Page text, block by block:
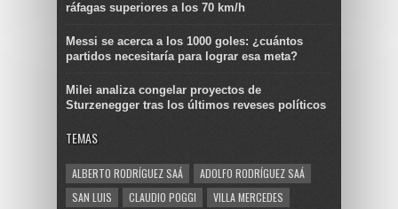
ráfagas superiores a los 70 km/h
Messi se acerca a los 1000 goles: ¿cuántos
partidos necesitaría para lograr esa meta?
Milei analiza congelar proyectos de
Sturzenegger tras los últimos reveses políticos
TEMAS
ALBERTO RODRÍGUEZ SAÁ
ADOLFO RODRÍGUEZ SAÁ
SAN LUIS
CLAUDIO POGGI
VILLA MERCEDES